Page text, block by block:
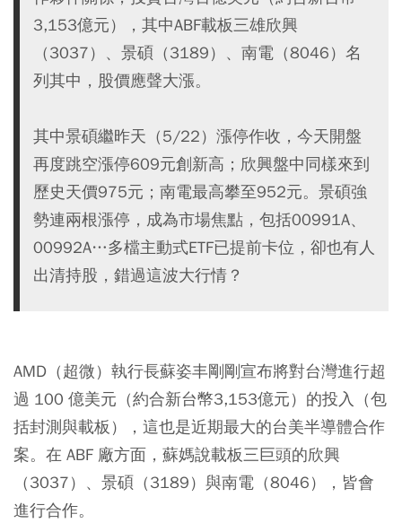
3,153億元），其中ABF載板三雄欣興
（3037）、景碩（3189）、南電（8046）名
列其中，股價應聲大漲。
其中景碩繼昨天（5/22）漲停作收，今天開盤
再度跳空漲停609元創新高；欣興盤中同樣來到
歷史天價975元；南電最高攀至952元。景碩強
勢連兩根漲停，成為市場焦點，包括00991A、
00992A…多檔主動式ETF已提前卡位，卻也有人
出清持股，錯過這波大行情？
AMD （超微）執行長蘇姿丰剛剛宣布將對台灣進行超
過 100 億美元（約合新台幣3,153億元）的投入（包
括封測與載板），這也是近期最大的台美半導體合作
案。在 ABF 廠方面，蘇媽說載板三巨頭的欣興
（3037）、 景碩 （3189）與南電 （8046），皆會
進行合作。